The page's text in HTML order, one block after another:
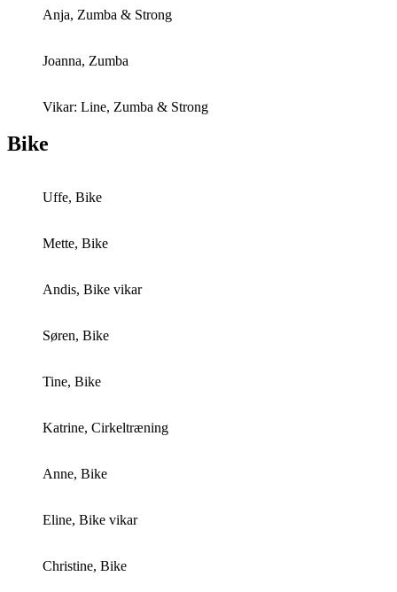
Anja, Zumba & Strong
Joanna, Zumba
Vikar: Line, Zumba & Strong
Bike
Uffe, Bike
Mette, Bike
Andis, Bike vikar
Søren, Bike
Tine, Bike
Katrine, Cirkeltræning
Anne, Bike
Eline, Bike vikar
Christine, Bike